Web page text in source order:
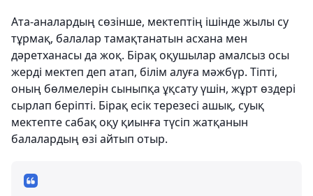
Ата-аналардың сөзінше, мектептің ішінде жылы су
тұрмақ, балалар тамақтанатын асхана мен
дәретханасы да жоқ. Бірақ оқушылар амалсыз осы
жерді мектеп деп атап, білім алуға мәжбүр. Тіпті,
оның бөлмелерін сыныпқа ұқсату үшін, жұрт өздері
сырлап беріпті. Бірақ есік терезесі ашық, суық
мектепте сабақ оқу қиынға түсіп жатқанын
балалардың өзі айтып отыр.